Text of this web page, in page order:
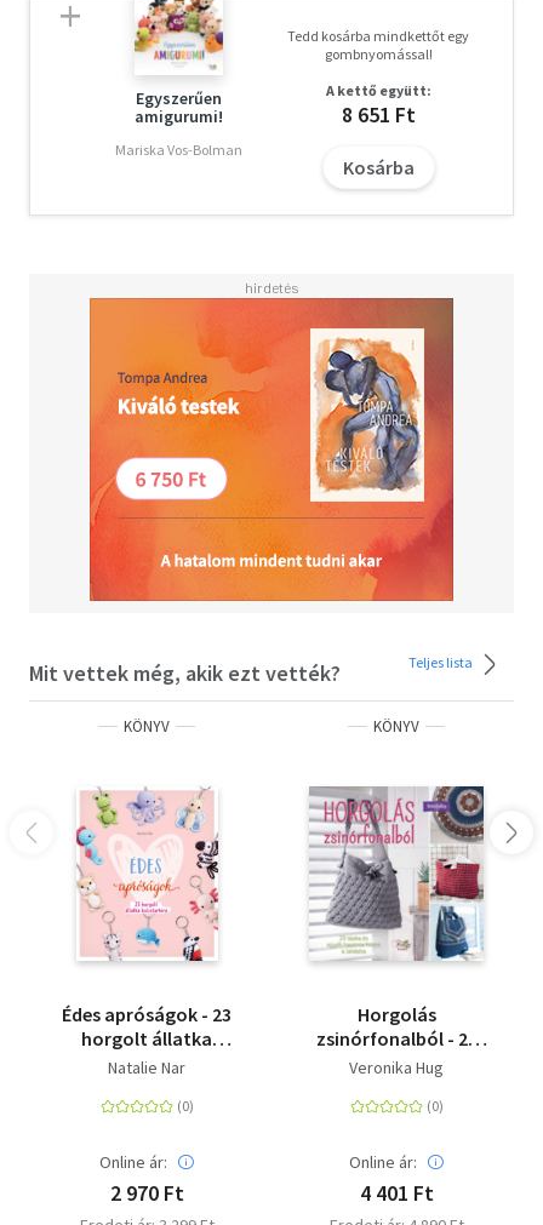
Egyszerűen
amigurumi!
Mariska Vos-Bolman
Tedd kosárba mindkettőt egy
gombnyomással!
A kettő együtt:
8 651 Ft
Kosárba
Mit vettek még, akik ezt vették? Teljes lista
KÖNYV
Édes apróságok - 23
horgolt állatka
kulcstartóra
Natalie Nar
Online ár:
2 970 Ft
KÖNYV
Horgolás
zsinórfonalból - 29
táska és egyéb
lakásba
Veronika Hug
Online ár:
4 401 Ft